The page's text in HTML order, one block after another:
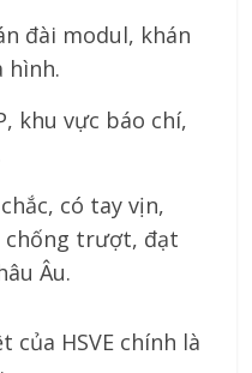
đài modul, khán
hình.
khu vực báo chí,
có tay vịn,
chống trượt, đạt
Âu.
HSVE chính là